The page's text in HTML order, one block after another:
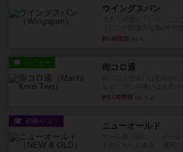
ウイングスパン
約6時間前
レビュー 街コロ通
約11時間前
戦略やコツ ニューオールド